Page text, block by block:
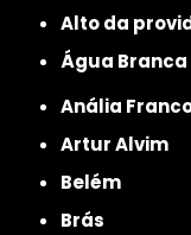
alto da
Água Branca
Anália
Artur Alvim
Belém
Brás